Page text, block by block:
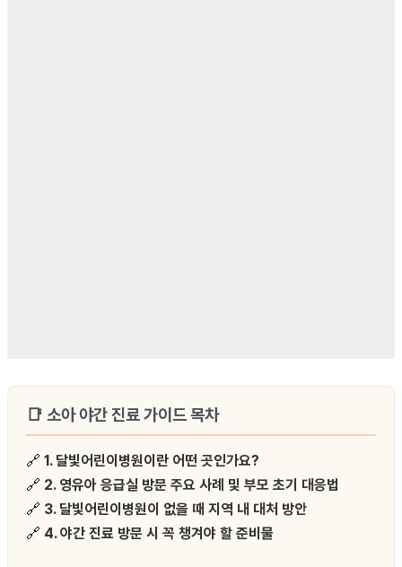
📑 소아 야간 진료 가이드 목차
🔗 1. 달빛어린이병원이란 어떤 곳인가요?
🔗 2. 영유아 응급실 방문 주요 사례 및 부모 초기 대응법
🔗 3. 달빛어린이병원이 없을 때 지역 내 대처 방안
🔗 4. 야간 진료 방문 시 꼭 챙겨야 할 준비물